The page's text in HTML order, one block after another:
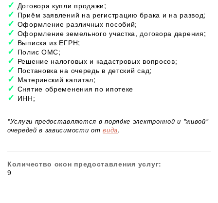
Договора купли продажи;
Приём заявлений на регистрацию брака и на развод;
Оформление различных пособий;
Оформление земельного участка, договора дарения;
Выписка из ЕГРН;
Полис ОМС;
Решение налоговых и кадастровых вопросов;
Постановка на очередь в детский сад;
Материнский капитал;
Снятие обременения по ипотеке
ИНН;
*Услуги предоставляются в порядке электронной и "живой"
очередей в зависимости отвида.
Количество окон предоставления услуг:
9